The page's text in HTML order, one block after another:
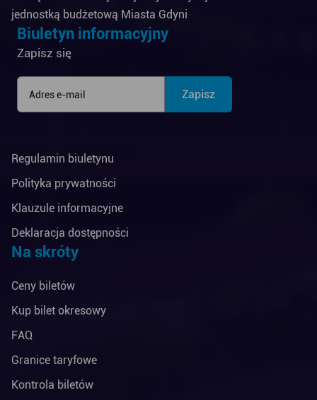
jednostką budżetową Miasta Gdyni
Biuletyn informacyjny
Zapisz się
Regulamin biuletynu
Polityka prywatności
Klauzule informacyjne
Deklaracja dostępności
Na skróty
Ceny biletów
Kup bilet okresowy
FAQ
Granice taryfowe
Kontrola biletów